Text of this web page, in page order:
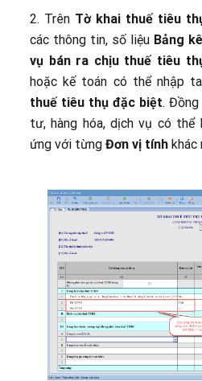
2. Trên Tờ khai thuế tiêu
các thông tin, số liệu Bảng
vụ bán ra chịu thuế tiêu
hoặc kế toán có thể nhập
thuế tiêu thụ đặc biệt.
tư, hàng hóa, dịch vụ có thể
ứng với từng Đơn vị tính khác